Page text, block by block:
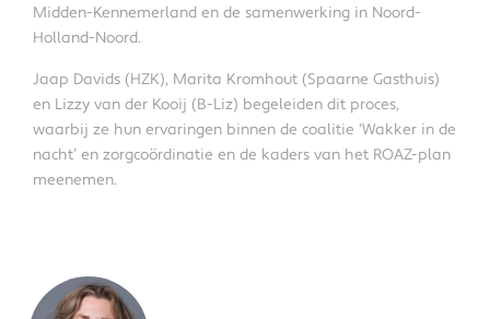
Midden-Kennemerland en de samenwerking in Noord-
Holland-Noord.
Jaap Davids (HZK), Marita Kromhout (Spaarne Gasthuis)
en Lizzy van der Kooij (B-Liz) begeleiden dit proces,
waarbij ze hun ervaringen binnen de coalitie ‘Wakker in de
nacht’ en zorgcoördinatie en de kaders van het ROAZ-plan
meenemen.